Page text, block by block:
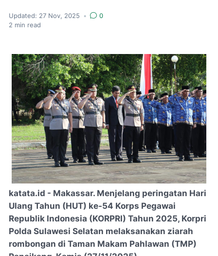
Updated: 27 Nov, 2025 •
0
2 min read
katata.id - Makassar. Menjelang peringatan Hari
Ulang Tahun (HUT) ke-54 Korps Pegawai
Republik Indonesia (KORPRI) Tahun 2025, Korpri
Polda Sulawesi Selatan melaksanakan ziarah
rombongan di Taman Makam Pahlawan (TMP)